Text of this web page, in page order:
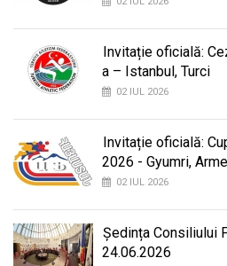
Invitație oficială:
a – Istanbul, Turci
02 IUL 2026
Invitație oficială:
2026 - Gyumri,
02 IUL 2026
Ședința Consiliului
24.06.2026